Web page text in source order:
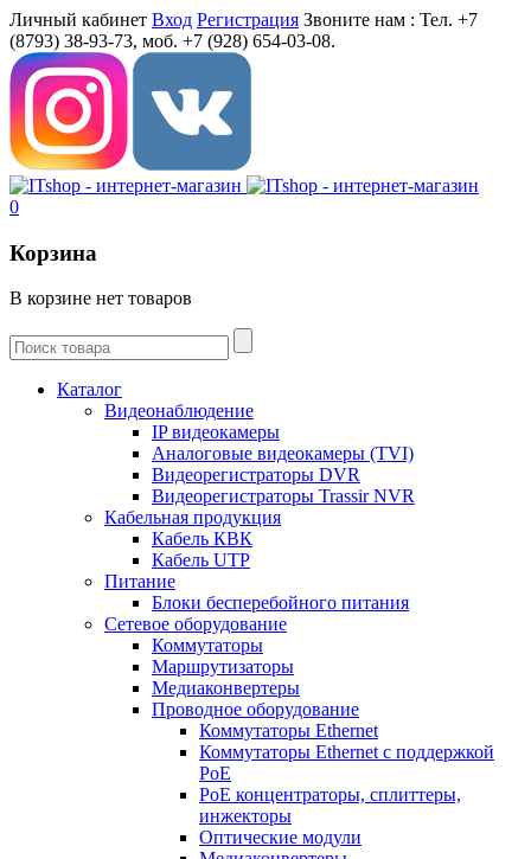
Личный кабинет Вход Регистрация Звоните нам : Тел. +7
(8793) 38-93-73, моб. +7 (928) 654-03-08.
0
Корзина
В корзине нет товаров
Каталог
Видеонаблюдение
IP видеокамеры
Aналоговые видеокамеры (TVI)
Видеорегистраторы DVR
Видеорегистраторы Trassir NVR
Кабельная продукция
Кабель КВК
Кабель UTP
Питание
Блоки бесперебойного питания
Сетевое оборудование
Коммутаторы
Маршрутизаторы
Медиаконвертеры
Проводное оборудование
Коммутаторы Ethernet
Коммутаторы Ethernet с поддержкой
PoE
РoЕ концентраторы, сплиттеры,
инжекторы
Оптические модули